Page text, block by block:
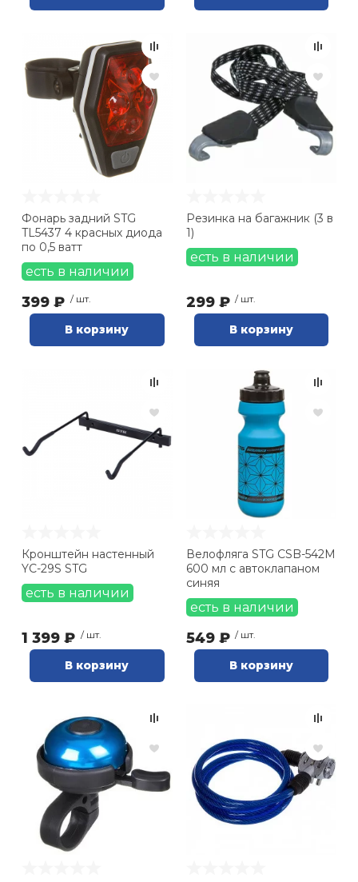
Фонарь задний STG
TL5437 4 красных диода
по 0,5 ватт
есть в наличии
399 ₽ / шт.
В корзину
Резинка на багажник (3 в
1)
есть в наличии
299 ₽ / шт.
В корзину
Кронштейн настенный
YC-29S STG
есть в наличии
1 399 ₽ / шт.
В корзину
Велофляга STG CSB-542M
600 мл с автоклапаном
синяя
есть в наличии
549 ₽ / шт.
В корзину